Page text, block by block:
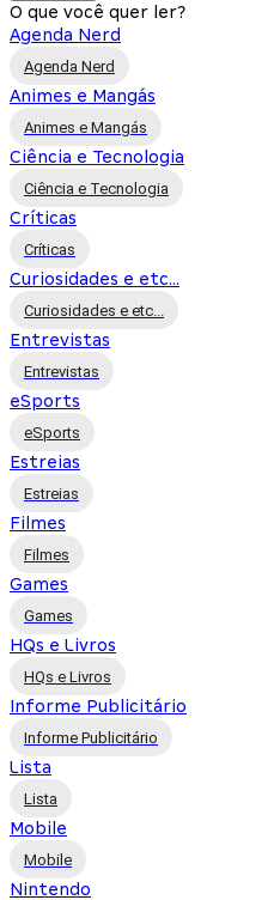
O que você quer ler?
Agenda Nerd
Agenda Nerd
Animes e Mangás
Animes e Mangás
Ciência e Tecnologia
Ciência e Tecnologia
Críticas
Críticas
Curiosidades e etc...
Curiosidades e etc...
Entrevistas
Entrevistas
eSports
eSports
Estreias
Estreias
Filmes
Filmes
Games
Games
HQs e Livros
HQs e Livros
Informe Publicitário
Informe Publicitário
Lista
Lista
Mobile
Mobile
Nintendo